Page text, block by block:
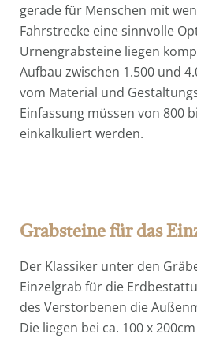
gerade für Menschen mit
Fahrstrecke eine sinnvolle
Urnengrabsteine liegen
Aufbau zwischen 1.500 und
vom Material und
Einfassung müssen von 800
einkalkuliert werden.
Grabsteine für das
Der Klassiker unter den
Einzelgrab für die
des Verstorbenen die
Die liegen bei ca. 100 x